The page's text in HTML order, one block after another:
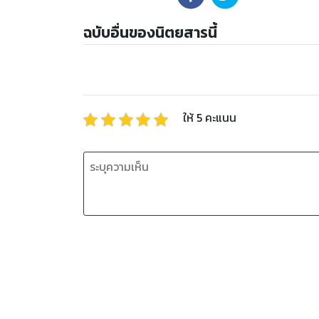
ฉบับอื่นของนิตยสารนี้
ให้ 5 คะแนน